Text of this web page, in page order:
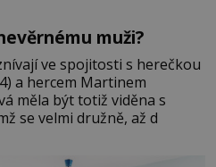
muži?
ve spojitosti s herečkou
a hercem Martinem
měla být totiž viděna s
se velmi družně, až d